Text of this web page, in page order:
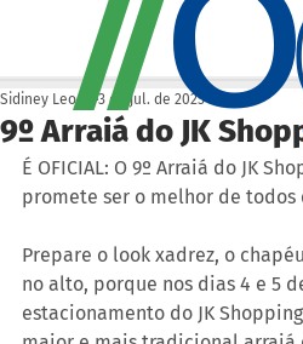
9º Arraiá do JK
Sidiney Leonis 3 de jul. de 2025
É OFICIAL: O 9º Arraiá do JK
promete ser o melhor de todos
Prepare o look xadrez, o
no alto, porque nos dias 4 e 5
estacionamento do JK